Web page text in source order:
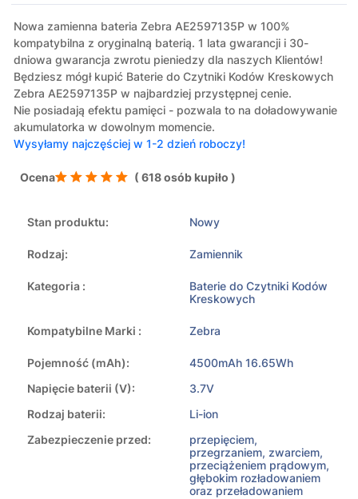
Nowa zamienna bateria Zebra AE2597135P w 100%
kompatybilna z oryginalną baterią. 1 lata gwarancji i 30-
dniowa gwarancja zwrotu pieniedzy dla naszych Klientów!
Będziesz mógł kupić Baterie do Czytniki Kodów Kreskowych
Zebra AE2597135P w najbardziej przystępnej cenie.
Nie posiadają efektu pamięci - pozwala to na doładowywanie
akumulatorka w dowolnym momencie.
Wysyłamy najczęściej w 1-2 dzień roboczy!
Ocena ( 618 osób kupiło )
Stan produktu: Nowy
Rodzaj: Zamiennik
Kategoria :
Baterie do Czytniki Kodów
Kreskowych
Kompatybilne Marki : Zebra
Pojemność (mAh):
4500mAh 16.65Wh
Napięcie baterii (V):
3.7V
Rodzaj baterii:
Li-ion
Zabezpieczenie przed:
przepięciem,
przegrzaniem, zwarciem,
przeciążeniem prądowym,
głębokim rozładowaniem
oraz przeładowaniem